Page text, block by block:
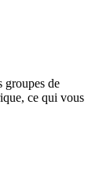
groupes de
ce qui vous